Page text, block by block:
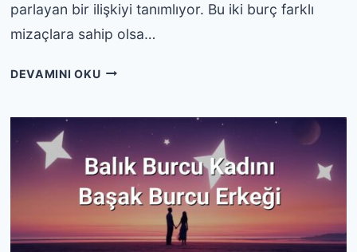
parlayan bir ilişkiyi tanımlıyor. Bu iki burç farklı
mizaçlara sahip olsa…
DEVAMINI OKUBALIK
BURCU
ERKEĞI
UYUMU